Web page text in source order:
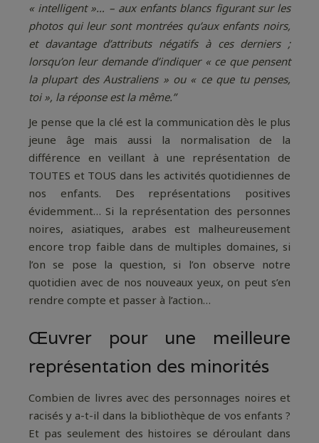
« intelligent »… – aux enfants blancs figurant sur les
photos qui leur sont montrées qu’aux enfants noirs,
et davantage d’attributs négatifs à ces derniers ;
lorsqu’on leur demande d’indiquer « ce que pensent
la plupart des Australiens » ou « ce que tu penses,
toi », la réponse est la même.”
Je pense que la clé est la communication dès le plus
jeune âge mais aussi la normalisation de la
différence en veillant à une représentation de
TOUTES et TOUS dans les activités quotidiennes de
nos enfants. Des représentations positives
évidemment… Si la représentation des personnes
noires, asiatiques, arabes est malheureusement
encore trop faible dans de multiples domaines, si
l’on se pose la question, si l’on observe notre
quotidien avec de nos nouveaux yeux, on peut s’en
rendre compte et passer à l’action…
Œuvrer pour une meilleure
représentation des minorités
Combien de livres avec des personnages noires et
racisés y a-t-il dans la bibliothèque de vos enfants ?
Et pas seulement des histoires se déroulant dans